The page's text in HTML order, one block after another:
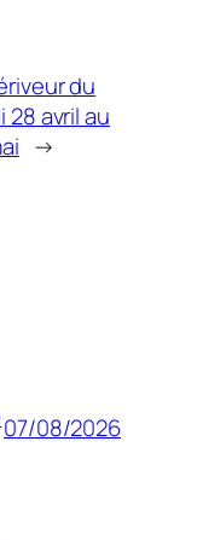
du
28 avril au
→
07/08/2026